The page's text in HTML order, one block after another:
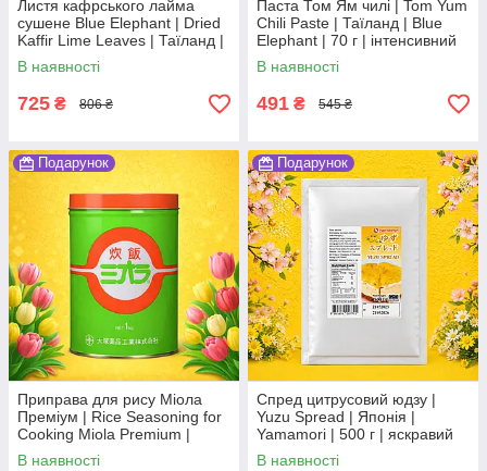
Листя кафрського лайма
сушене Blue Elephant | Dried
Kaffir Lime Leaves | Таїланд |
Blue Elephant | 40 г |
цитрусовий аромат По
В наявності
725 ₴ 806 ₴
Паста Том Ям чилі | Tom Yum
Chili Paste | Таїланд | Blue
Elephant | 70 г | інтенсивний
тайський смак По
В наявності
491 ₴ 545 ₴
Подарунок
Приправа для рису Міола
Преміум | Rice Seasoning for
Cooking Miola Premium |
Японія | Miola | 1 кг Ч
В наявності
Подарунок
Спред цитрусовий юдзу |
Yuzu Spread | Японія |
Yamamori | 500 г | яскравий
цитрусовий акцент Ч
В наявності